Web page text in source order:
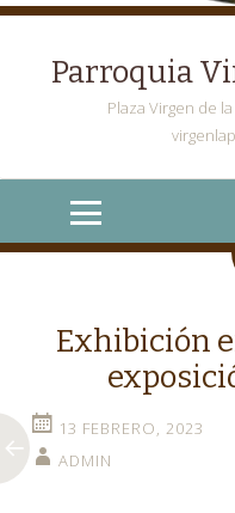
Parroquia
Plaza Virgen de
Menu
Widgets
Search
Exhibición
13 FEBRERO, 2023
ADMIN